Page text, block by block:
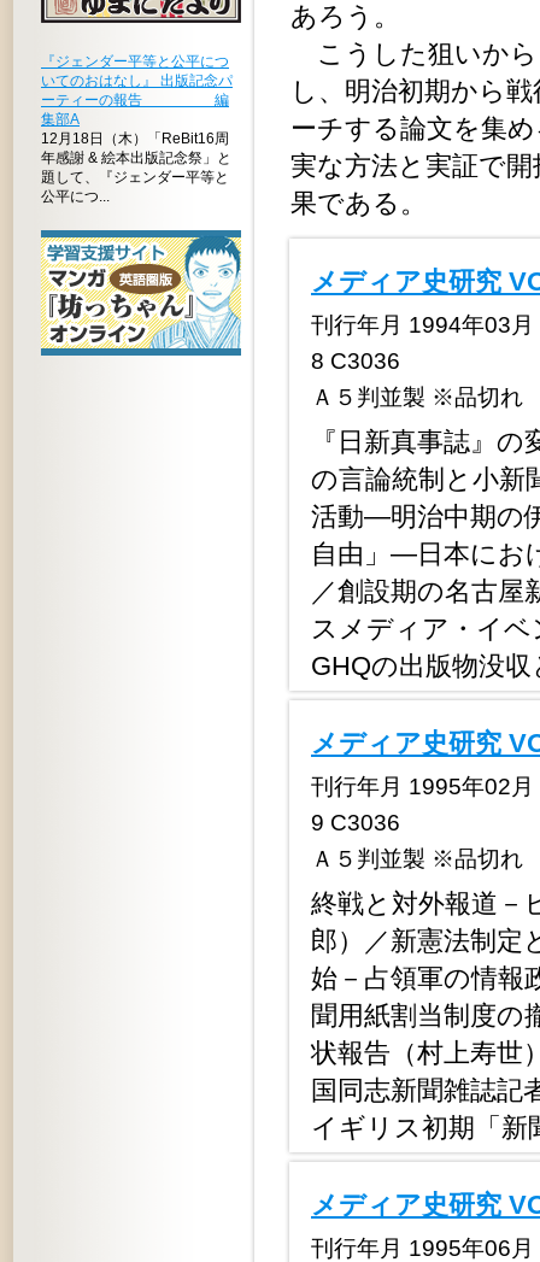
『ジェンダー平等と公平につ
いてのおはなし』 出版記念パ
ーティーの報告 編
集部A
12月18日（木）「ReBit16周
年感謝 & 絵本出版記念祭」と
題して、『ジェンダー平等と
公平につ...
あろう。
こうした狙いから
し、明治初期から
ーチする論文を集
実な方法と実証で
果である。
メディア史研究
刊行年月 1994年03
8 C3036
Ａ５判並製 ※品切れ
『日新真事誌』
の言論統制と小新
活動―明治中期の
自由」―日本にお
／創設期の名古
スメディア・イベ
GHQの出版物没
メディア史研究
刊行年月 1995年02
9 C3036
Ａ５判並製 ※品切れ
終戦と対外報道－
郎）／新憲法制定
始－占領軍の情報
聞用紙割当制度の
状報告（村上寿
国同志新聞雑誌記
イギリス初期「新
メディア史研究
刊行年月 1995年06